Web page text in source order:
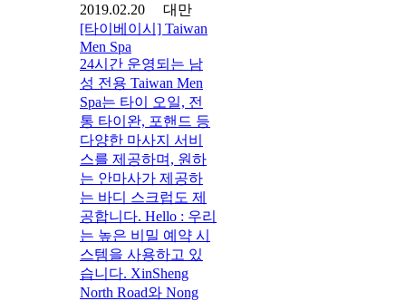
2019.02.20 대만
[타이베이시] Taiwan
Men Spa
24시간 운영되는 남
성 전용 Taiwan Men
Spa는 타이 오일, 전
통 타이완, 포핸드 등
다양한 마사지 서비
스를 제공하며, 원하
는 안마사가 제공하
는 바디 스크럽도 제
공합니다. Hello : 우리
는 높은 비밀 예약 시
스템을 사용하고 있
습니다. XinSheng
North Road와 Nong